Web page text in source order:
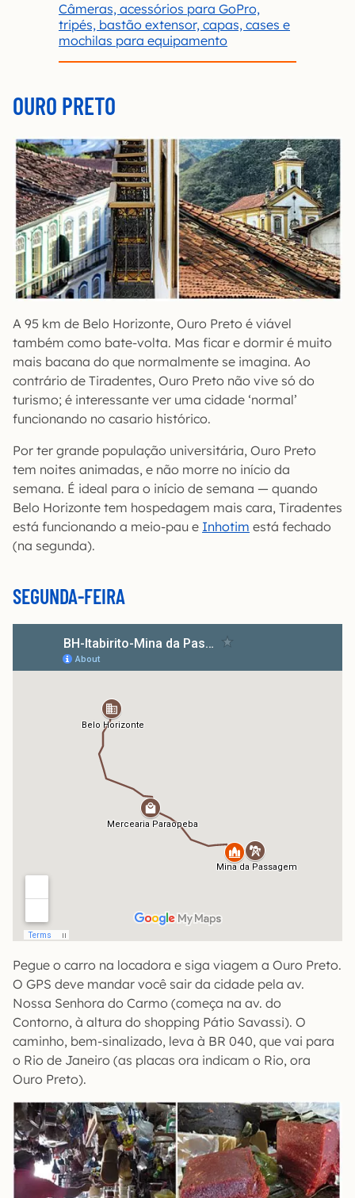
Câmeras, acessórios para GoPro,
tripés, bastão extensor, capas, cases e
mochilas para equipamento
OURO PRETO
A 95 km de Belo Horizonte, Ouro Preto é viável
também como bate-volta. Mas ficar e dormir é muito
mais bacana do que normalmente se imagina. Ao
contrário de Tiradentes, Ouro Preto não vive só do
turismo; é interessante ver uma cidade ‘normal’
funcionando no casario histórico.
Por ter grande população universitária, Ouro Preto
tem noites animadas, e não morre no início da
semana. É ideal para o início de semana — quando
Belo Horizonte tem hospedagem mais cara, Tiradentes
está funcionando a meio-pau e Inhotim está fechado
(na segunda).
SEGUNDA-FEIRA
Pegue o carro na locadora e siga viagem a Ouro Preto.
O GPS deve mandar você sair da cidade pela av.
Nossa Senhora do Carmo (começa na av. do
Contorno, à altura do shopping Pátio Savassi). O
caminho, bem-sinalizado, leva à BR 040, que vai para
o Rio de Janeiro (as placas ora indicam o Rio, ora
Ouro Preto).